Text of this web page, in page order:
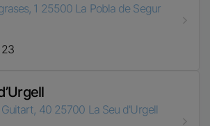
1 25500 La Pobla de Segur
40 25700 La Seu d'Urgell